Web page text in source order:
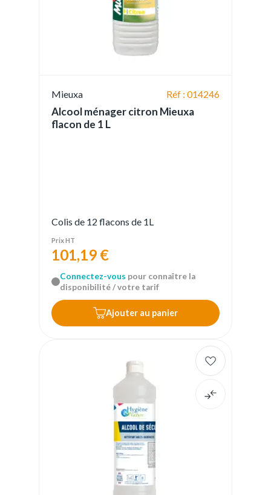
Mieuxa Réf : 014246
Alcool ménager citron Mieuxa
flacon de 1 L
Colis de 12 flacons de 1L
Prix HT
101,19 €
Connectez-vous pour connaître la
disponibilité / votre tarif
Ajouter au panier